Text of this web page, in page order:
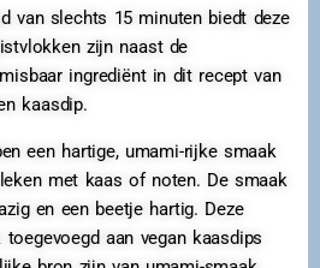
van slechts 15 minuten biedt deze
zijn naast de
ingrediënt in dit recept van
kaasdip.
een hartige, umami-rijke smaak
met kaas of noten. De smaak
en een beetje hartig. Deze
aan vegan kaasdips